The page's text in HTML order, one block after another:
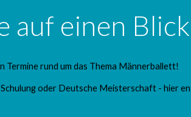
auf einen
Termine rund um das Thema Männerballett!
oder Deutsche Meisterschaft - hier